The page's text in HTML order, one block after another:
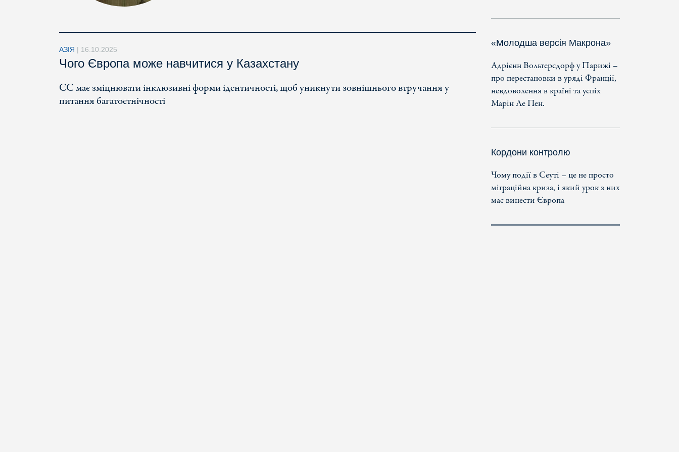
АЗІЯ | 16.10.2025
Чого Європа може навчитися у Казахстану
ЄС має зміцнювати інклюзивні форми ідентичності, щоб уникнути зовнішнього втручання у
питання багатоетнічності
«Молодша версія Макрона»
Адрієнн Вольтерсдорф у Парижі –
про перестановки в уряді Франції,
невдоволення в країні та успіх
Марін Ле Пен.
Кордони контролю
Чому події в Сеуті – це не просто
міграційна криза, і який урок з них
має винести Європа